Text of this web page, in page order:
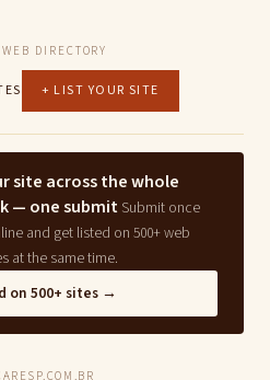
WEB DIRECTORY
+ LIST YOUR SITE
site across the whole
— one submit Submit once
and get listed on 500+ web
at the same time.
on 500+ sites →